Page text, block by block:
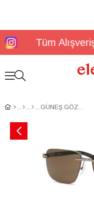
Tüm
GÜNEŞ GÖZLÜĞÜ CHOPARD SCHL22V610509